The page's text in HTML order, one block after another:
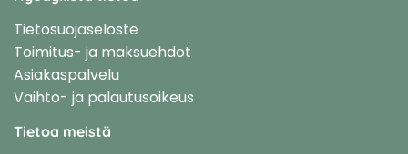
Tietosuojaseloste
Toimitus- ja maksuehdot
Asiakaspalvelu
Vaihto- ja palautusoikeus
Tietoa meistä